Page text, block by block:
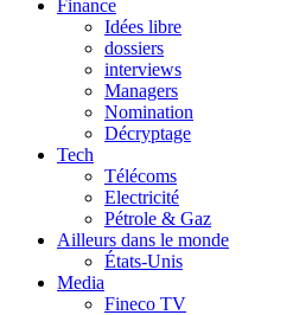
Finance
Idées libre
dossiers
interviews
Managers
Nomination
Décryptage
Tech
Télécoms
Electricité
Pétrole & Gaz
Ailleurs dans le monde
États-Unis
Media
Fineco TV